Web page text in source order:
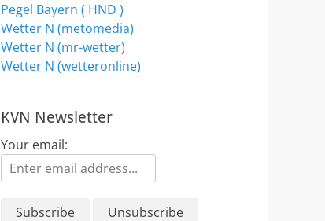
Pegel Bayern ( HND )
Wetter N (metomedia)
Wetter N (mr-wetter)
Wetter N (wetteronline)
KVN Newsletter
Your email: